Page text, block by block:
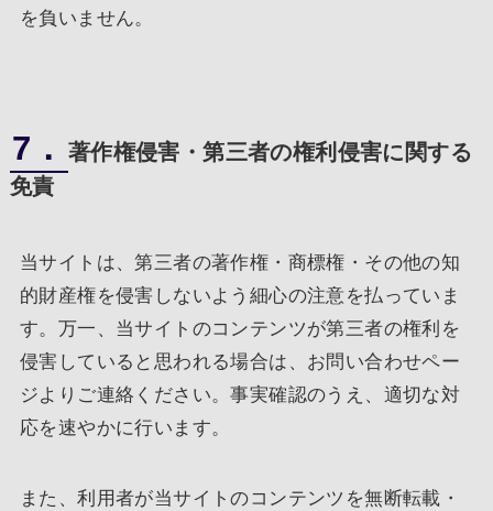
を負いません。
7．
著作権侵害・第三者の権利侵害に関する
免責
当サイトは、第三者の著作権・商標権・その他の知
的財産権を侵害しないよう細心の注意を払っていま
す。万一、当サイトのコンテンツが第三者の権利を
侵害していると思われる場合は、お問い合わせペー
ジよりご連絡ください。事実確認のうえ、適切な対
応を速やかに行います。
また、利用者が当サイトのコンテンツを無断転載・